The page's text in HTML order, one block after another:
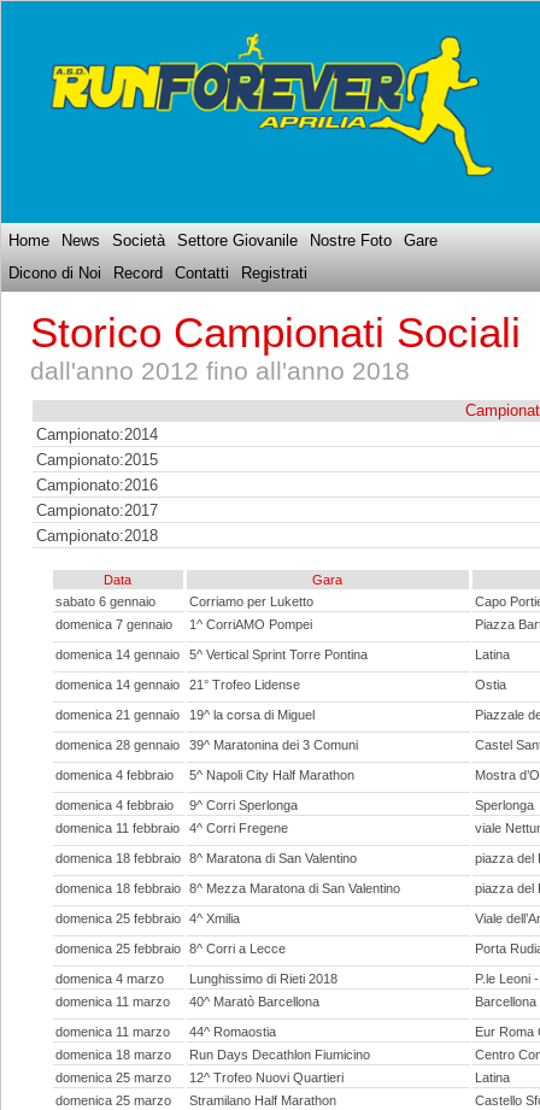
Home News Società Settore Giovanile Nostre Foto
Gare
Dicono di Noi
Record Contatti Registrati
Storico Campionati Sociali
dall'anno 2012 fino all'anno 2018
Campionato:2014
Campionato:2015
Campionato:2016
Campionato:2017
Campionato:2018
Data
Gara
sabato 6 gennaio
Corriamo per Luketto
Capo
domenica 7 gennaio
1^ CorriAMO Pompei Piazza
domenica 14 gennaio 5^ Vertical Sprint Torre Pontina Latina
domenica 14 gennaio 21° Trofeo Lidense Ostia
domenica 21 gennaio 19^ la corsa di Miguel Piazzale
domenica 28 gennaio 39^ Maratonina dei 3 Comuni Castel
domenica 4 febbraio 5^ Napoli City Half Marathon Mostra
domenica 4 febbraio 9^ Corri Sperlonga
Sperlonga
domenica 11 febbraio
4^ Corri Fregene viale
domenica 18 febbraio 8^ Maratona di San Valentino piazza del
domenica 18 febbraio 8^ Mezza Maratona di San Valentino piazza del
domenica 25 febbraio 4^ Xmilia Viale
domenica 25 febbraio 8^ Corri a Lecce Porta
domenica 4 marzo Lunghissimo di Rieti 2018
P.le Leoni
domenica 11 marzo
40^ Maratò Barcellona Barcellona
domenica 11 marzo 44^ Romaostia
Eur Roma
domenica 18 marzo
Run Days Decathlon Fiumicino
Centro
domenica 25 marzo
12^ Trofeo Nuovi Quartieri
Latina
domenica 25 marzo
Stramilano Half Marathon Castello